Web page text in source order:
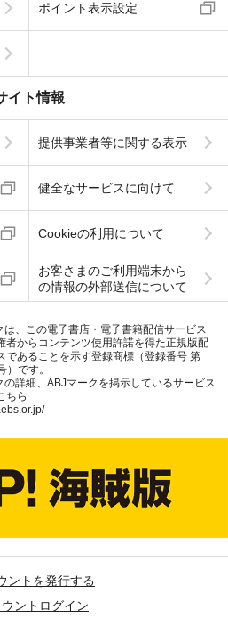
ポイント表示設定
イト情報
提供事業者等に関する表示
健全なサービスに向けて
Cookieの利用について
お客さまのご利用端末から
の情報の外部送信について
は、この電子書店・電子書籍配信サービス
者からコンテンツ使用許諾を得た正規版配
であることを示す登録商標（登録番号 第
）です。
の詳細、ABJマークを掲示しているサービス
ちら
ントを発行する
ントログイン